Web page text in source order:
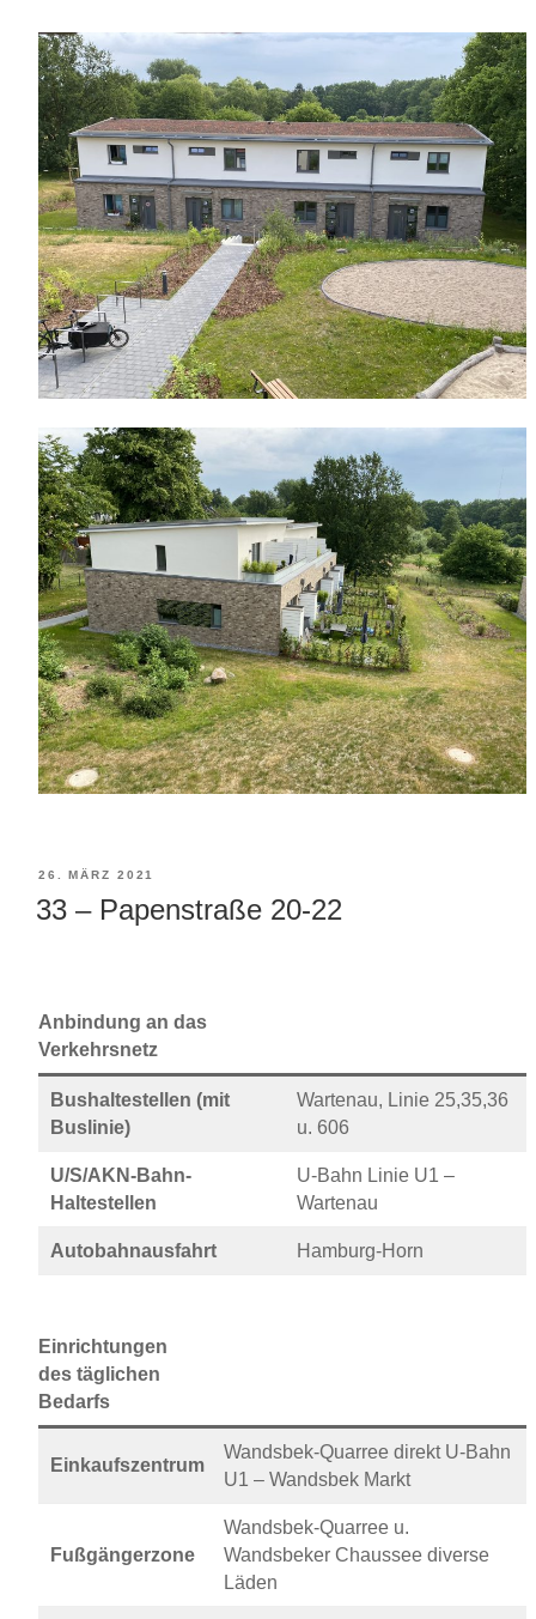
VERÖFFENTLICHT
AM
26. MÄRZ 2021
33 – Papenstraße 20-22
Anbindung an das
Verkehrsnetz
Bushaltestellen (mit
Buslinie)
Wartenau, Linie 25,35,36
u. 606
U/S/AKN-Bahn-
Haltestellen
U-Bahn Linie U1 –
Wartenau
Autobahnausfahrt Hamburg-Horn
Einrichtungen
des täglichen
Bedarfs
Einkaufszentrum
Wandsbek-Quarree direkt U-Bahn
U1 – Wandsbek Markt
Fußgängerzone
Wandsbek-Quarree u.
Wandsbeker Chaussee diverse
Läden